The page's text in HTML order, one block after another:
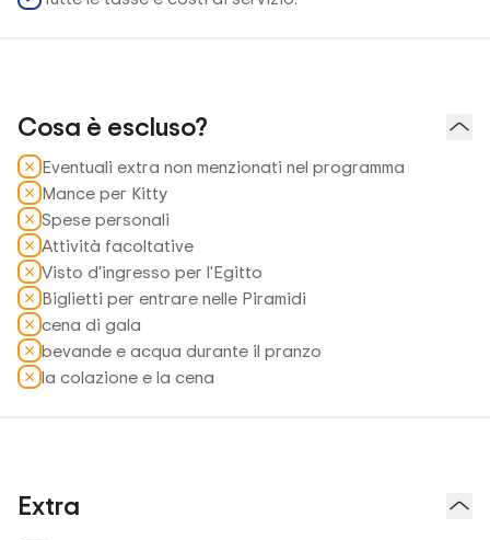
Cosa è escluso?
Eventuali extra non menzionati nel programma
Mance per Kitty
Spese personali
Attività facoltative
Visto d'ingresso per l'Egitto
Biglietti per entrare nelle Piramidi
cena di gala
bevande e acqua durante il pranzo
la colazione e la cena
Extra